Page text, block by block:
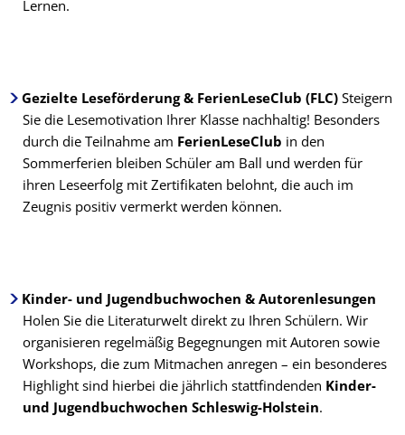
Lernen.
Gezielte Leseförderung & FerienLeseClub (FLC) Steigern
Sie die Lesemotivation Ihrer Klasse nachhaltig! Besonders
durch die Teilnahme am FerienLeseClub in den
Sommerferien bleiben Schüler am Ball und werden für
ihren Leseerfolg mit Zertifikaten belohnt, die auch im
Zeugnis positiv vermerkt werden können.
Kinder- und Jugendbuchwochen & Autorenlesungen
Holen Sie die Literaturwelt direkt zu Ihren Schülern. Wir
organisieren regelmäßig Begegnungen mit Autoren sowie
Workshops, die zum Mitmachen anregen – ein besonderes
Highlight sind hierbei die jährlich stattfindenden Kinder-
und Jugendbuchwochen Schleswig-Holstein.